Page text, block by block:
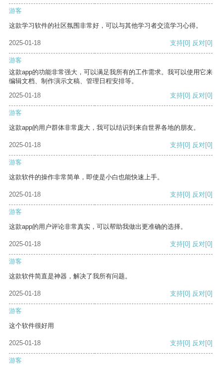
游客
这款学习软件的社区氛围非常好，可以与其他学习者交流学习心得。
2025-01-18 支持[0] 反对[0]
游客
这款app的功能非常强大，可以满足我所有的工作需求。我可以使用它来
编辑文档、制作演示文稿、管理日程安排等。
2025-01-18
支持[0] 反对[0]
游客
这款app的用户群体非常庞大，我可以结识到来自世界各地的朋友。
2025-01-18 支持[0] 反对[0]
游客
这款软件的操作非常简单，即使是小白也能快速上手。
2025-01-18 支持[0] 反对[0]
游客
这款app的用户评论非常真实，可以帮助我做出更准确的选择。
2025-01-18 支持[0] 反对[0]
游客
这款软件简直是神器，解决了我所有问题。
2025-01-18 支持[0] 反对[0]
游客
这个软件很好用
2025-01-18 支持[0] 反对[0]
游客